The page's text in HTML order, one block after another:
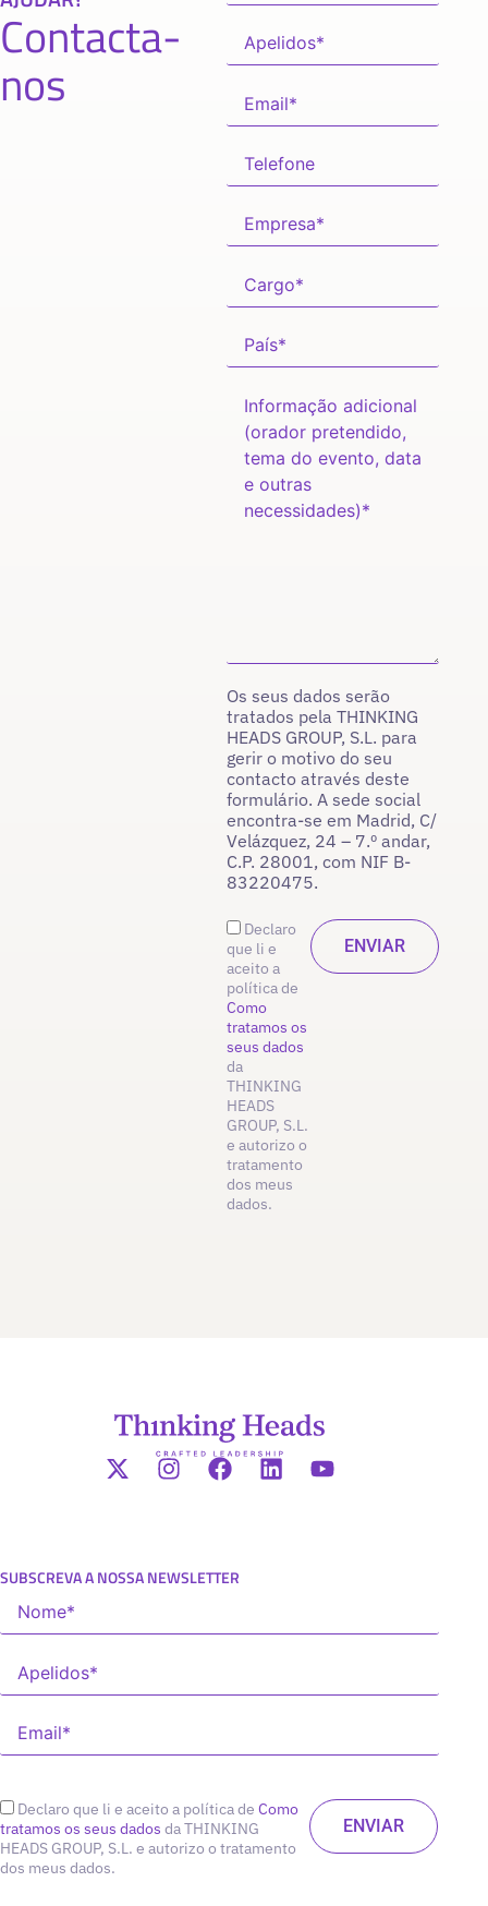
Contacta-
nos
Os seus dados serão
tratados pela THINKING
HEADS GROUP, S.L. para
gerir o motivo do seu
contacto através deste
formulário. A sede social
encontra-se em Madrid, C/
Velázquez, 24 – 7.º andar,
C.P. 28001, com NIF B-
83220475.
Declaro
que li e
aceito a
política de
Como
tratamos os
seus dados
da
THINKING
HEADS
GROUP, S.L.
e autorizo o
tratamento
dos meus
dados.
SUBSCREVA A NOSSA NEWSLETTER
Declaro que li e aceito a política de Como
tratamos os seus dados da THINKING
HEADS GROUP, S.L. e autorizo o tratamento
dos meus dados.